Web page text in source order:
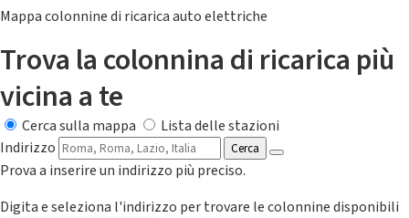
Mappa colonnine di ricarica auto elettriche
Trova la colonnina di ricarica più
vicina a te
Cerca sulla mappa
Lista delle stazioni
Indirizzo
Cerca
Prova a inserire un indirizzo più preciso.
Digita e seleziona l'indirizzo per trovare le colonnine disponibili